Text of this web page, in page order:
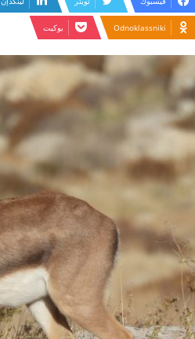
Odnoklassniki بوكيت